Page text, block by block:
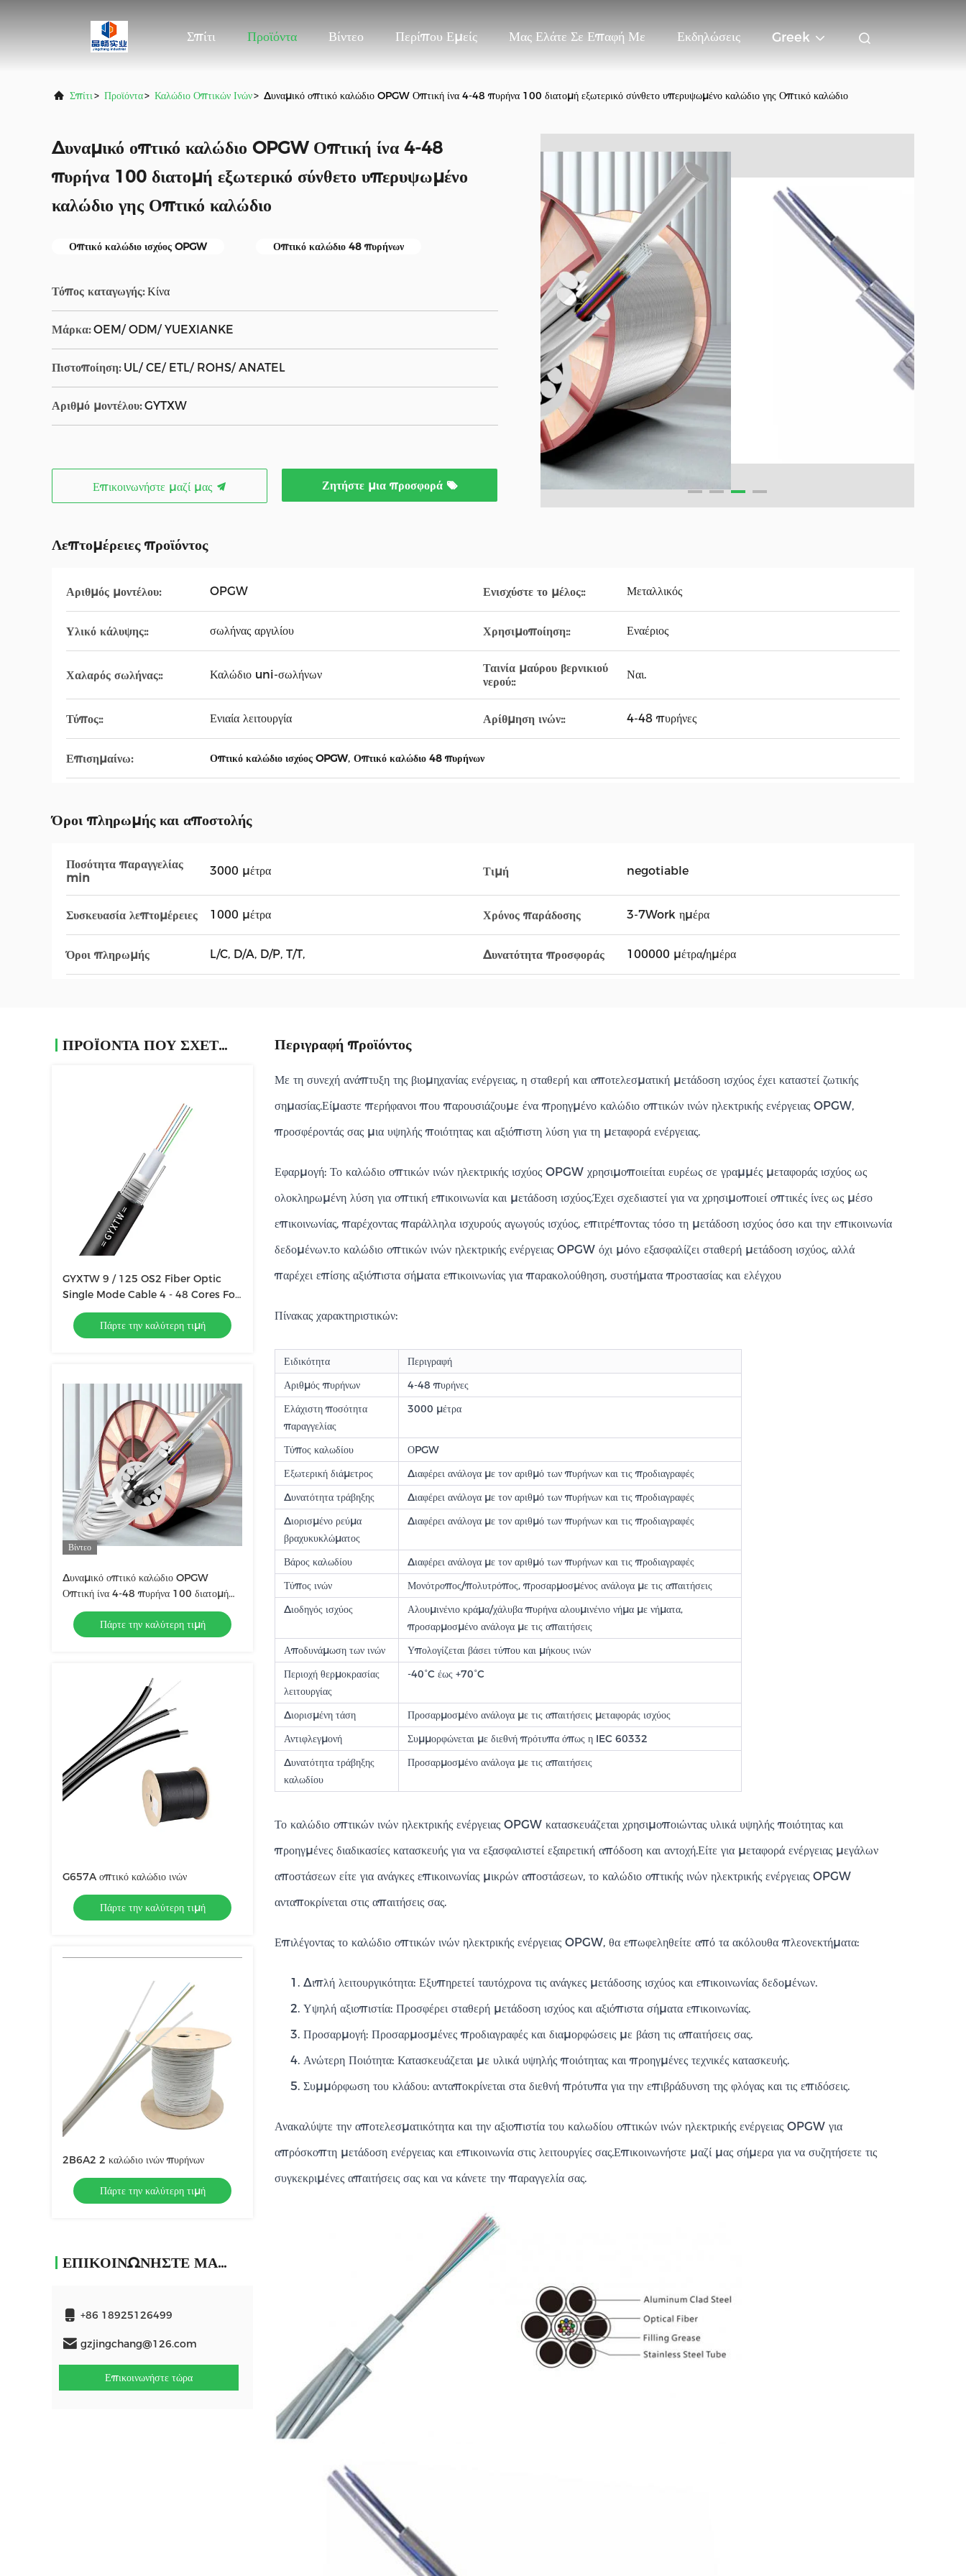
Σπίτι Προϊόντα Βίντεο Περίπου Εμείς Μας Ελάτε Σε Επαφή Με Εκδηλώσεις Greek
Σπίτι> Προϊόντα> Καλώδιο Οπτικών Ινών> Δυναμικό οπτικό καλώδιο OPGW Οπτική ίνα 4-48 πυρήνα 100 διατομή εξωτερικό σύνθετο υπερυψωμένο καλώδιο γης Οπτικό καλώδιο
Δυναμικό οπτικό καλώδιο OPGW Οπτική ίνα 4-48
πυρήνα 100 διατομή εξωτερικό σύνθετο υπερυψωμένο
καλώδιο γης Οπτικό καλώδιο
Οπτικό καλώδιο ισχύος OPGW Οπτικό καλώδιο 48 πυρήνων
Τόπος καταγωγής: Κίνα
Μάρκα: OEM/ ODM/ YUEXIANKE
Πιστοποίηση: UL/ CE/ ETL/ ROHS/ ANATEL
Αριθμό μοντέλου: GYTXW
Επικοινωνήστε μαζί μας Ζητήστε μια προσφορά
Λεπτομέρειες προϊόντος
Αριθμός μοντέλου: OPGW Ενισχύστε το μέλος:: Μεταλλικός
Υλικό κάλυψης:: σωλήνας αργιλίου Χρησιμοποίηση:: Εναέριος
Χαλαρός σωλήνας:: Καλώδιο uni-σωλήνων
Ταινία μαύρου βερνικιού
νερού::
Ναι.
Τύπος:: Ενιαία λειτουργία Αρίθμηση ινών:: 4-48 πυρήνες
Επισημαίνω: Οπτικό καλώδιο ισχύος OPGW, Οπτικό καλώδιο 48 πυρήνων
Όροι πληρωμής και αποστολής
Ποσότητα παραγγελίας
min
3000 μέτρα Τιμή negotiable
Συσκευασία λεπτομέρειες 1000 μέτρα Χρόνος παράδοσης 3-7Work ημέρα
Όροι πληρωμής L/C, D/A, D/P, T/T, Δυνατότητα προσφοράς 100000 μέτρα/ημέρα
ΠΡΟΪΌΝΤΑ ΠΟΥ ΣΧΕΤΊΖΟΝΤΑΙ
GYXTW 9 / 125 OS2 Fiber Optic
Single Mode Cable 4 - 48 Cores For
Duct / Aerial
Πάρτε την καλύτερη τιμή
Βίντεο
Δυναμικό οπτικό καλώδιο OPGW
Οπτική ίνα 4-48 πυρήνα 100 διατομή
εξωτερικό σύνθετο υπερυψωμένο καλώδιο
γης Οπτικό καλώδιο
Πάρτε την καλύτερη τιμή
G657A οπτικό καλώδιο ινών
Πάρτε την καλύτερη τιμή
2B6A2 2 καλώδιο ινών πυρήνων
Πάρτε την καλύτερη τιμή
ΕΠΙΚΟΙΝΩΝΉΣΤΕ ΜΑΖΊ ΜΑΣ
+86 18925126499
gzjingchang@126.com
Επικοινωνήστε τώρα
Περιγραφή προϊόντος
Με τη συνεχή ανάπτυξη της βιομηχανίας ενέργειας, η σταθερή και αποτελεσματική μετάδοση ισχύος έχει καταστεί ζωτικής
σημασίας.Είμαστε περήφανοι που παρουσιάζουμε ένα προηγμένο καλώδιο οπτικών ινών ηλεκτρικής ενέργειας OPGW,
προσφέροντάς σας μια υψηλής ποιότητας και αξιόπιστη λύση για τη μεταφορά ενέργειας.
Εφαρμογή: Το καλώδιο οπτικών ινών ηλεκτρικής ισχύος OPGW χρησιμοποιείται ευρέως σε γραμμές μεταφοράς ισχύος ως
ολοκληρωμένη λύση για οπτική επικοινωνία και μετάδοση ισχύος.Έχει σχεδιαστεί για να χρησιμοποιεί οπτικές ίνες ως μέσο
επικοινωνίας, παρέχοντας παράλληλα ισχυρούς αγωγούς ισχύος, επιτρέποντας τόσο τη μετάδοση ισχύος όσο και την επικοινωνία
δεδομένων.το καλώδιο οπτικών ινών ηλεκτρικής ενέργειας OPGW όχι μόνο εξασφαλίζει σταθερή μετάδοση ισχύος, αλλά
παρέχει επίσης αξιόπιστα σήματα επικοινωνίας για παρακολούθηση, συστήματα προστασίας και ελέγχου
Πίνακας χαρακτηριστικών:
Ειδικότητα
Περιγραφή
Αριθμός πυρήνων
4-48 πυρήνες
Ελάχιστη ποσότητα
παραγγελίας
3000 μέτρα
Τύπος καλωδίου
ΟPGW
Εξωτερική διάμετρος
Διαφέρει ανάλογα με τον αριθμό των πυρήνων και τις προδιαγραφές
Δυνατότητα τράβηξης
Διαφέρει ανάλογα με τον αριθμό των πυρήνων και τις προδιαγραφές
Διορισμένο ρεύμα
βραχυκυκλώματος
Διαφέρει ανάλογα με τον αριθμό των πυρήνων και τις προδιαγραφές
Βάρος καλωδίου
Διαφέρει ανάλογα με τον αριθμό των πυρήνων και τις προδιαγραφές
Τύπος ινών
Μονότροπος/πολυτρόπος, προσαρμοσμένος ανάλογα με τις απαιτήσεις
Διοδηγός ισχύος
Αλουμινένιο κράμα/χάλυβα πυρήνα αλουμινένιο νήμα με νήματα,
προσαρμοσμένο ανάλογα με τις απαιτήσεις
Αποδυνάμωση των ινών
Υπολογίζεται βάσει τύπου και μήκους ινών
Περιοχή θερμοκρασίας
λειτουργίας
-40°C έως +70°C
Διορισμένη τάση
Προσαρμοσμένο ανάλογα με τις απαιτήσεις μεταφοράς ισχύος
Αντιφλεγμονή
Συμμορφώνεται με διεθνή πρότυπα όπως η IEC 60332
Δυνατότητα τράβηξης
καλωδίου
Προσαρμοσμένο ανάλογα με τις απαιτήσεις
Το καλώδιο οπτικών ινών ηλεκτρικής ενέργειας OPGW κατασκευάζεται χρησιμοποιώντας υλικά υψηλής ποιότητας και
προηγμένες διαδικασίες κατασκευής για να εξασφαλιστεί εξαιρετική απόδοση και αντοχή.Είτε για μεταφορά ενέργειας μεγάλων
αποστάσεων είτε για ανάγκες επικοινωνίας μικρών αποστάσεων, το καλώδιο οπτικής ινών ηλεκτρικής ενέργειας OPGW
ανταποκρίνεται στις απαιτήσεις σας.
Επιλέγοντας το καλώδιο οπτικών ινών ηλεκτρικής ενέργειας OPGW, θα επωφεληθείτε από τα ακόλουθα πλεονεκτήματα:
Διπλή λειτουργικότητα: Εξυπηρετεί ταυτόχρονα τις ανάγκες μετάδοσης ισχύος και επικοινωνίας δεδομένων.
Υψηλή αξιοπιστία: Προσφέρει σταθερή μετάδοση ισχύος και αξιόπιστα σήματα επικοινωνίας.
Προσαρμογή: Προσαρμοσμένες προδιαγραφές και διαμορφώσεις με βάση τις απαιτήσεις σας.
Ανώτερη Ποιότητα: Κατασκευάζεται με υλικά υψηλής ποιότητας και προηγμένες τεχνικές κατασκευής.
Συμμόρφωση του κλάδου: ανταποκρίνεται στα διεθνή πρότυπα για την επιβράδυνση της φλόγας και τις επιδόσεις.
Ανακαλύψτε την αποτελεσματικότητα και την αξιοπιστία του καλωδίου οπτικών ινών ηλεκτρικής ενέργειας OPGW για
απρόσκοπτη μετάδοση ενέργειας και επικοινωνία στις λειτουργίες σας.Επικοινωνήστε μαζί μας σήμερα για να συζητήσετε τις
συγκεκριμένες απαιτήσεις σας και να κάνετε την παραγγελία σας.